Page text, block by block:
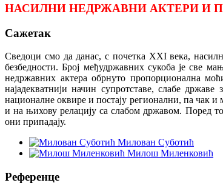
НАСИЛНИ НЕДРЖАВНИ АКТЕРИ И
Сажетак
Сведоци смо да данас, с почетка XXI века,
безбедности. Број међудржавних сукоба је све
недржавних актера обрнуто пропорционална
најадекватнији начин супротставе, слабе
националне оквире и постају регионални, па чак
и на њихову релацију са слабом државом. Поред
они припадају.
Милован Суботић
Милош Миленковић
Референце